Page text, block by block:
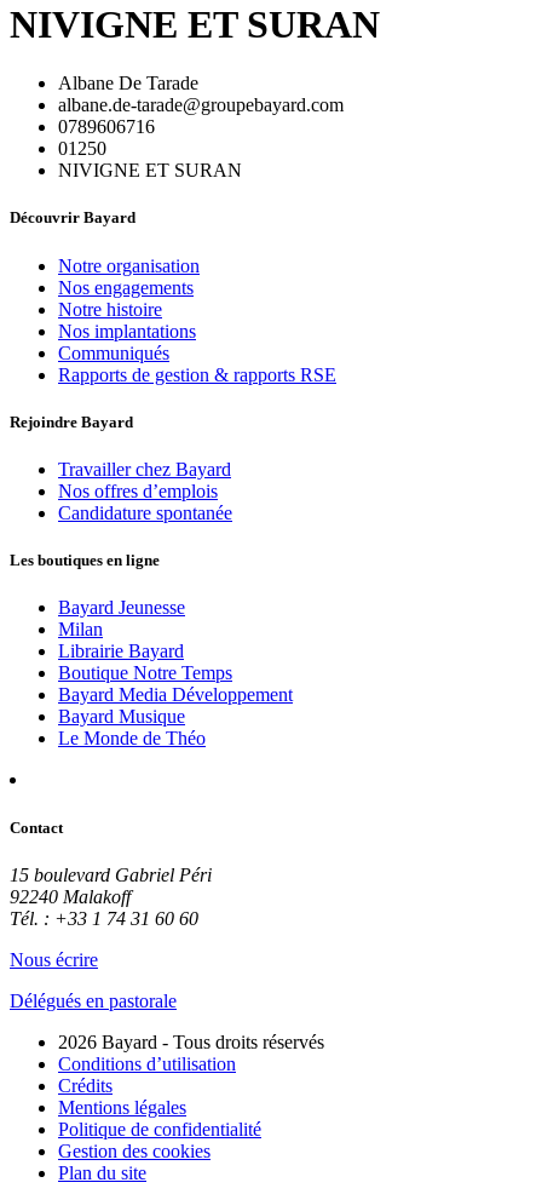
NIVIGNE ET SURAN
Albane De Tarade
albane.de-tarade@groupebayard.com
0789606716
01250
NIVIGNE ET SURAN
Découvrir Bayard
Notre organisation
Nos engagements
Notre histoire
Nos implantations
Communiqués
Rapports de gestion & rapports RSE
Rejoindre Bayard
Travailler chez Bayard
Nos offres d’emplois
Candidature spontanée
Les boutiques en ligne
Bayard Jeunesse
Milan
Librairie Bayard
Boutique Notre Temps
Bayard Media Développement
Bayard Musique
Le Monde de Théo
Contact
15 boulevard Gabriel Péri
92240 Malakoff
Tél. : +33 1 74 31 60 60
Nous écrire
Délégués en pastorale
2026 Bayard - Tous droits réservés
Conditions d’utilisation
Crédits
Mentions légales
Politique de confidentialité
Gestion des cookies
Plan du site